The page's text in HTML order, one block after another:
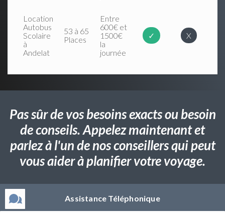
Location
Autobus
Scolaire
à
Andelat
53 à 65
Places
Entre
600€ et
1500€
la
journée
✓ X
Pas sûr de vos besoins exacts ou besoin
de conseils. Appelez maintenant et
parlez à l'un de nos conseillers qui peut
vous aider à planifier votre voyage.
Assistance Téléphonique